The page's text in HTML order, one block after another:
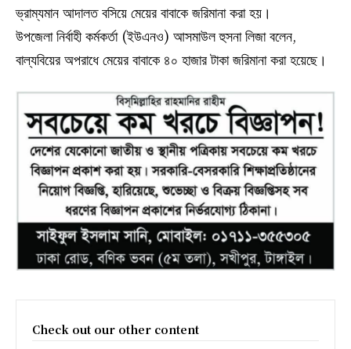
ভ্রাম্যমান আদালত বসিয়ে মেয়ের বাবাকে জরিমানা করা হয়।
উপজেলা নির্বাহী কর্মকর্তা (ইউএনও) আসমাউল হুসনা লিজা বলেন,
বাল্যবিয়ের অপরাধে মেয়ের বাবাকে ৪০ হাজার টাকা জরিমানা করা হয়েছে।
Check out our other content